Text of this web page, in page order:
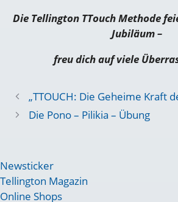
Die Tellington TTouch Methode
Jubiläum –
freu dich auf viele
„TTOUCH: Die Geheime Kraft
Die Pono – Pilikia – Übung
Newsticker
Tellington Magazin
Online Shops